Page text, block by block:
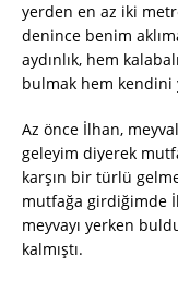
yerden en az iki
denince benim
aydınlık, hem
bulmak hem
Az önce İlhan,
geleyim diyerek
karşın bir türlü
mutfağa girdiğimde
meyvayı yerken
kalmıştı.